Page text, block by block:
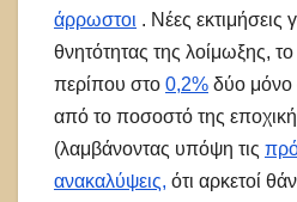
άρρωστοι . Νέες εκτιμήσεις
θνητότητας της λοίμωξης,
περίπου στο 0,2% δύο μόνο
από το ποσοστό της
(λαμβάνοντας υπόψη τις
ανακαλύψεις, ότι αρκετοί